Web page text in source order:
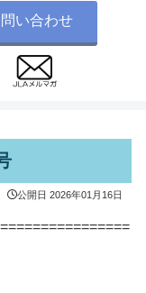
い合わせ
公開日 2026年01月16日